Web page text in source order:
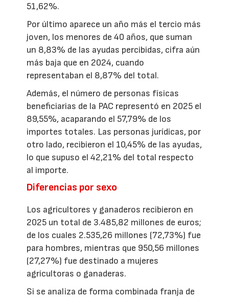
51,62%.
Por último aparece un año más el tercio más
joven, los menores de 40 años, que suman
un 8,83% de las ayudas percibidas, cifra aún
más baja que en 2024, cuando
representaban el 8,87% del total.
Además, el número de personas físicas
beneficiarias de la PAC representó en 2025 el
89,55%, acaparando el 57,79% de los
importes totales. Las personas jurídicas, por
otro lado, recibieron el 10,45% de las ayudas,
lo que supuso el 42,21% del total respecto
al importe.
Diferencias por sexo
Los agricultores y ganaderos recibieron en
2025 un total de 3.485,82 millones de euros;
de los cuales 2.535,26 millones (72,73%) fue
para hombres, mientras que 950,56 millones
(27,27%) fue destinado a mujeres
agricultoras o ganaderas.
Si se analiza de forma combinada franja de